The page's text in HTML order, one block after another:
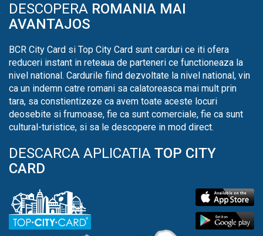
DESCOPERA ROMANIA MAI
AVANTAJOS
BCR City Card si Top City Card sunt carduri ce iti ofera
reduceri instant in reteaua de parteneri ce functioneaza la
nivel national. Cardurile fiind dezvoltate la nivel national, vin
ca un indemn catre romani sa calatoreasca mai mult prin
tara, sa constientizeze ca avem toate aceste locuri
deosebite si frumoase, fie ca sunt comerciale, fie ca sunt
cultural-turistice, si sa le descopere in mod direct.
DESCARCA APLICATIA TOP CITY
CARD